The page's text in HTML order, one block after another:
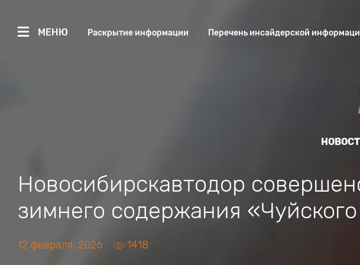
МЕНЮ Раскрытие информации Перечень инсайдерской
Новосибирскавтодор
зимнего содержания «Чуйского
12 февраля, 2026 1418